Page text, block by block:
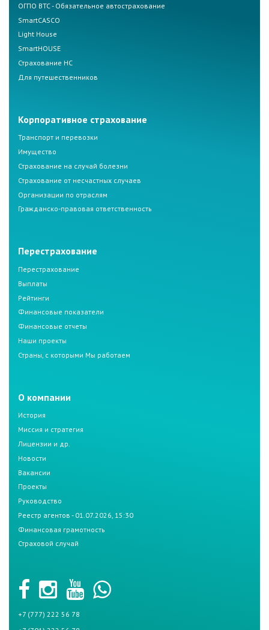
ОГПО ВТС - Обязательное автострахование
SmartCASCO
Light House
SmartHOUSE
Страхование НС
Для путешественников
Корпоративное страхование
Транспорт и перевозки
Имущество
Страхование на случай болезни
Страхование от несчастных случаев
Организации по отраслям
Гражданско-правовая ответственность
Перестрахование
Перестрахование
Выплаты
Рейтинги
Финансовые показатели
Финансовые отчеты
Наши проекты
Страны, с которыми Мы работаем
О компании
История
Миссия и стратегия
Лицензии и др.
Новости
Вакансии
Проекты
Руководство
Реестр агентов - 01.07.2026, 15:30
Финансовая грамотность
Страховой случай
+7 (777) 222 56 78